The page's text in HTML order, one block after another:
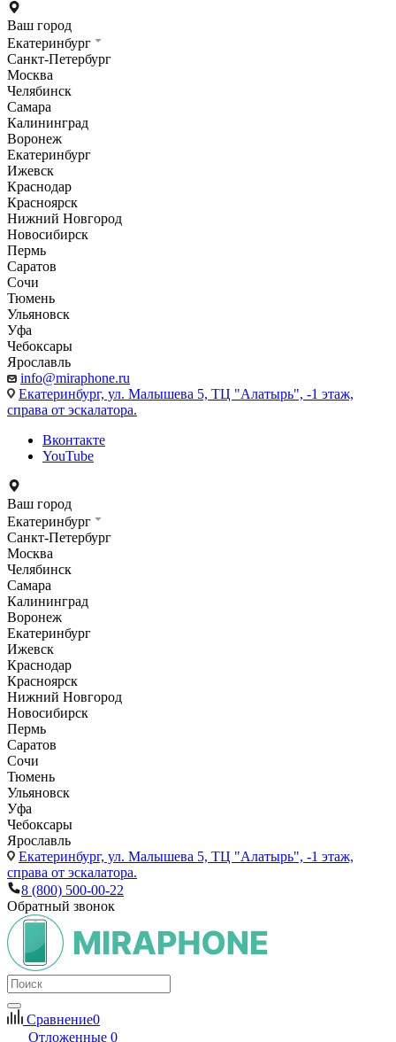
Ваш город
Екатеринбург
Санкт-Петербург
Москва
Челябинск
Самара
Калининград
Воронеж
Екатеринбург
Ижевск
Краснодар
Красноярск
Нижний Новгород
Новосибирск
Пермь
Саратов
Сочи
Тюмень
Ульяновск
Уфа
Чебоксары
Ярославль
info@miraphone.ru
Екатеринбург, ул. Малышева 5, ТЦ "Алатырь", -1 этаж,
справа от эскалатора.
Вконтакте
YouTube
Ваш город
Екатеринбург
Санкт-Петербург
Москва
Челябинск
Самара
Калининград
Воронеж
Екатеринбург
Ижевск
Краснодар
Красноярск
Нижний Новгород
Новосибирск
Пермь
Саратов
Сочи
Тюмень
Ульяновск
Уфа
Чебоксары
Ярославль
Екатеринбург, ул. Малышева 5, ТЦ "Алатырь", -1 этаж,
справа от эскалатора.
8 (800) 500-00-22
Обратный звонок
Сравнение0
Отложенные 0